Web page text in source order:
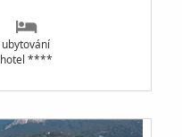
ubytování
hotel ****